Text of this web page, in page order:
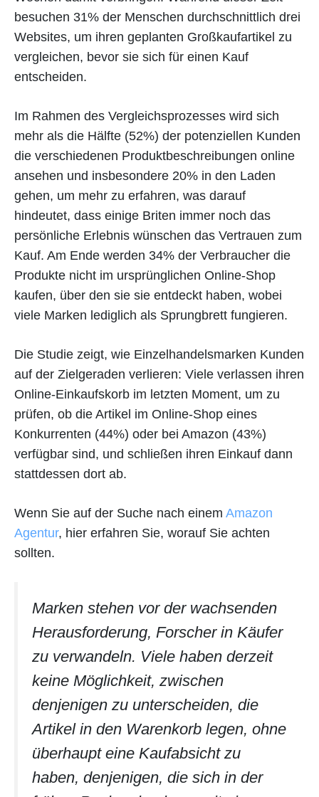
besuchen 31% der Menschen durchschnittlich drei
Websites, um ihren geplanten Großkaufartikel zu
vergleichen, bevor sie sich für einen Kauf
entscheiden.
Im Rahmen des Vergleichsprozesses wird sich
mehr als die Hälfte (52%) der potenziellen Kunden
die verschiedenen Produktbeschreibungen online
ansehen und insbesondere 20% in den Laden
gehen, um mehr zu erfahren, was darauf
hindeutet, dass einige Briten immer noch das
persönliche Erlebnis wünschen das Vertrauen zum
Kauf. Am Ende werden 34% der Verbraucher die
Produkte nicht im ursprünglichen Online-Shop
kaufen, über den sie sie entdeckt haben, wobei
viele Marken lediglich als Sprungbrett fungieren.
Die Studie zeigt, wie Einzelhandelsmarken Kunden
auf der Zielgeraden verlieren: Viele verlassen ihren
Online-Einkaufskorb im letzten Moment, um zu
prüfen, ob die Artikel im Online-Shop eines
Konkurrenten (44%) oder bei Amazon (43%)
verfügbar sind, und schließen ihren Einkauf dann
stattdessen dort ab.
Wenn Sie auf der Suche nach einem Amazon
Agentur, hier erfahren Sie, worauf Sie achten
sollten.
Marken stehen vor der wachsenden
Herausforderung, Forscher in Käufer
zu verwandeln. Viele haben derzeit
keine Möglichkeit, zwischen
denjenigen zu unterscheiden, die
Artikel in den Warenkorb legen, ohne
überhaupt eine Kaufabsicht zu
haben, denjenigen, die sich in der